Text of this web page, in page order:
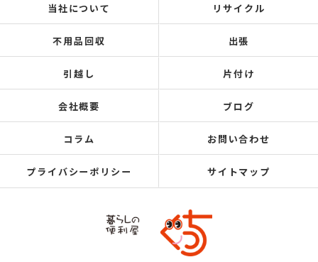
当社について リサイクル
不用品回収 出張
引越し 片付け
会社概要 ブログ
コラム お問い合わせ
プライバシーポリシー サイトマップ